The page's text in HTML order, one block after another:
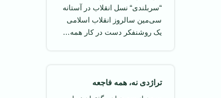
“سربلندی“ نسل انقلاب در آستانه
سی‌مین سالروز انقلاب اسلامی
یک روشنفکر دست در کار همه…
تراژدی نه، همه فاجعه